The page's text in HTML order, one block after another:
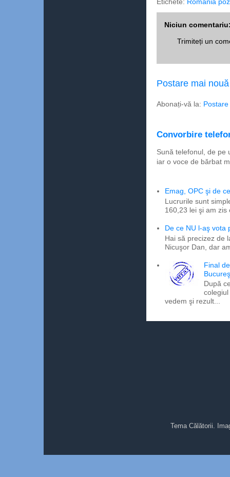
Niciun
Trimiteți un
Postare mai nouă
Abonați-vă la:
Convorbire
Sună telefonul, de pe
iar o voce de bărbat
Emag, OPC şi de
Lucrurile sunt
160,23 lei şi am
De ce NU l-aş vota
Hai să precizez de
Nicuşor Dan, dar
Final
După
vedem şi rezult...
Tema Călătorii.